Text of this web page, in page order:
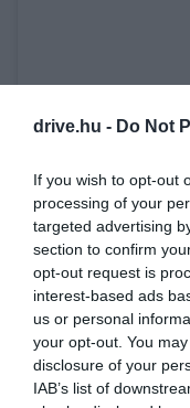
drive.hu - Do Not
If you wish to opt-out
processing of your
targeted advertising
section to confirm
opt-out request is
interest-based ads
us or personal
your opt-out. You
disclosure of your
IAB’s list of
View